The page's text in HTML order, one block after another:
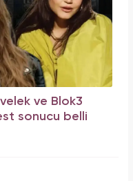
ve Blok3
sonucu belli